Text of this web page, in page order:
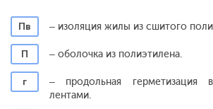
Пв – изоляция жилы из сшитого
П – оболочка из полиэтилена.
г
– продольная герметизация
лентами.